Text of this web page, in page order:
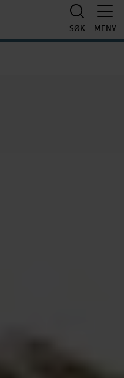
SØK MENY